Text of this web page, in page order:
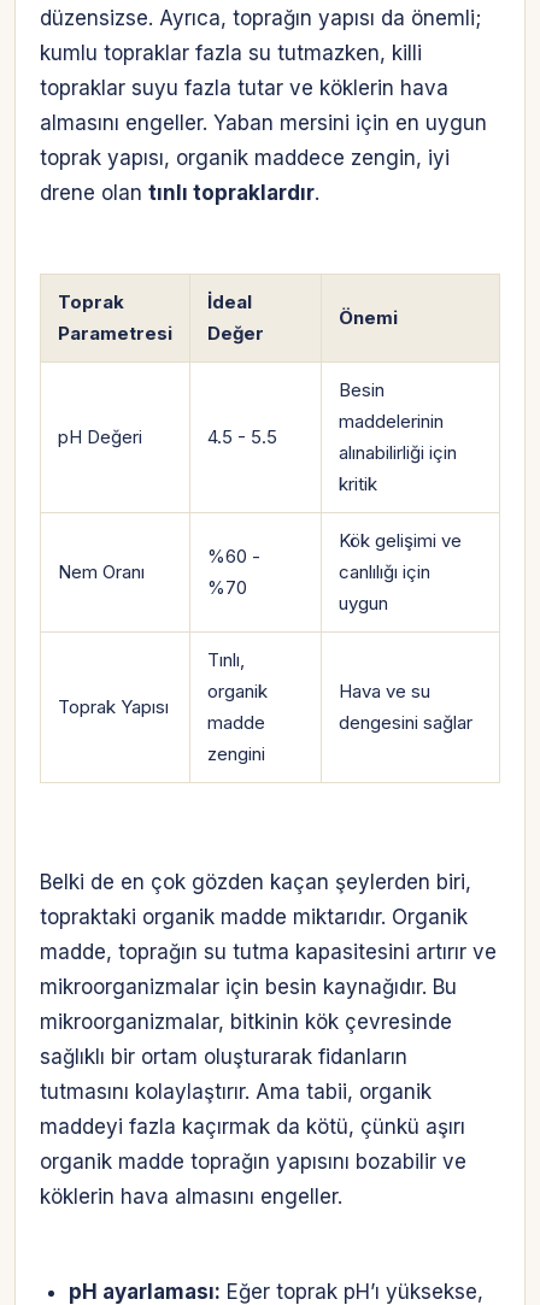
düzensizse. Ayrıca, toprağın yapısı da önemli;
kumlu topraklar fazla su tutmazken, killi
topraklar suyu fazla tutar ve köklerin hava
almasını engeller. Yaban mersini için en uygun
toprak yapısı, organik maddece zengin, iyi
drene olan tınlı topraklardır.
Toprak
Parametresi
İdeal
Değer
Önemi
pH Değeri 4.5 - 5.5
Besin
maddelerinin
alınabilirliği için
kritik
Nem Oranı
%60 -
%70
Kök gelişimi ve
canlılığı için
uygun
Toprak Yapısı
Tınlı,
organik
madde
zengini
Hava ve su
dengesini sağlar
Belki de en çok gözden kaçan şeylerden biri,
topraktaki organik madde miktarıdır. Organik
madde, toprağın su tutma kapasitesini artırır ve
mikroorganizmalar için besin kaynağıdır. Bu
mikroorganizmalar, bitkinin kök çevresinde
sağlıklı bir ortam oluşturarak fidanların
tutmasını kolaylaştırır. Ama tabii, organik
maddeyi fazla kaçırmak da kötü, çünkü aşırı
organik madde toprağın yapısını bozabilir ve
köklerin hava almasını engeller.
pH ayarlaması: Eğer toprak pH’ı yüksekse,